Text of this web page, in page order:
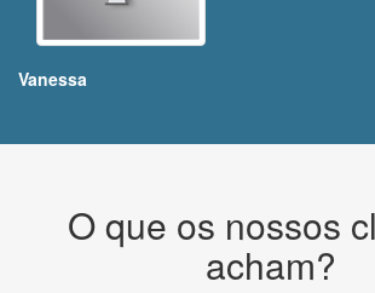
Vanessa
O que os nossos
acham?